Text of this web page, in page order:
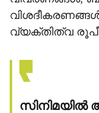
വ്യക്തിത്വ
സിനിമയില്‍